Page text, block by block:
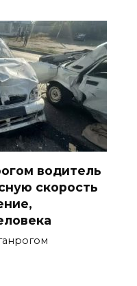
водитель
скорость